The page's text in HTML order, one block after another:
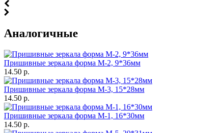
Аналогичные
Пришивные зеркала форма M-2, 9*36мм
14.50 р.
Пришивные зеркала форма M-3, 15*28мм
14.50 р.
Пришивные зеркала форма M-1, 16*30мм
14.50 р.